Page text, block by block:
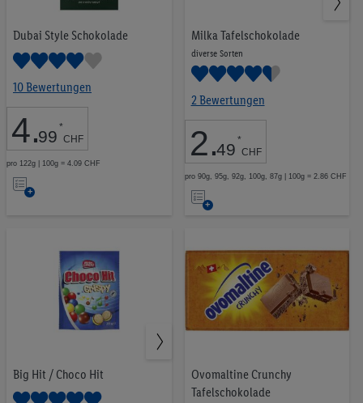
Dubai Style Schokolade
10 Bewertungen
4.99 *
CHF
pro 122g | 100g = 4.09 CHF
Auf
Milka Tafelschokolade
diverse Sorten
2 Bewertungen
2.49 *
CHF
pro 90g, 95g, 92g, 100g, 87g | 100g = 2.86 CHF
Auf
Merkliste
Big Hit / Choco Hit
Ovomaltine Crunchy
Tafelschokolade